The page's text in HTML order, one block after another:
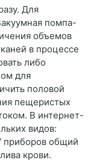
Для
помпа-
объемов
в процессе
либо
для
половой
пещеристых
В интернет-
видов:
приборов общий
крови.